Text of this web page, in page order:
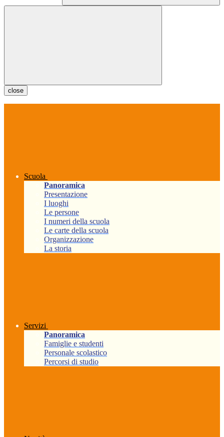
close
Scuola
Panoramica
Presentazione
I luoghi
Le persone
I numeri della scuola
Le carte della scuola
Organizzazione
La storia
Servizi
Panoramica
Famiglie e studenti
Personale scolastico
Percorsi di studio